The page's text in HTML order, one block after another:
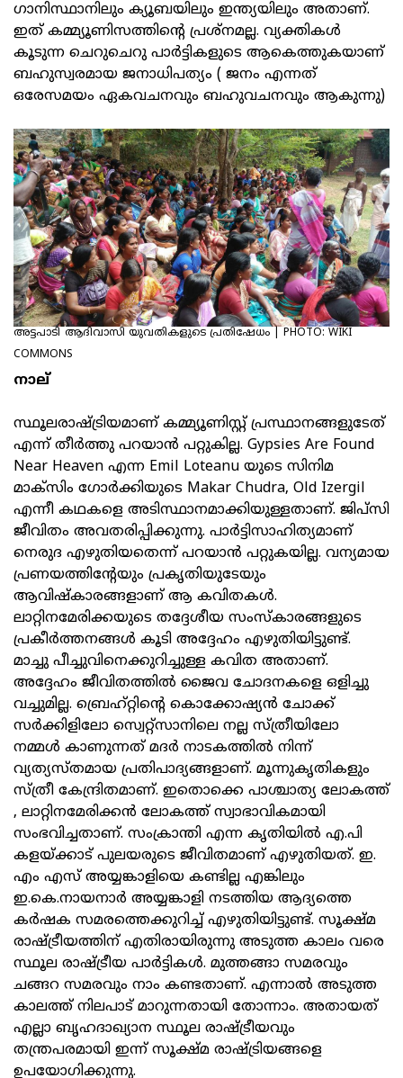
ഗാനിസ്ഥാനിലും ക്യൂബയിലും ഇന്ത്യയിലും അതാണ്.
ഇത് കമ്മ്യൂണിസത്തിന്റെ പ്രശ്‌നമല്ല. വ്യക്തികള്‍
കൂടുന്ന ചെറുചെറു പാര്‍ട്ടികളുടെ ആകെത്തുകയാണ്
ബഹുസ്വരമായ ജനാധിപത്യം ( ജനം എന്നത്
ഒരേസമയം ഏകവചനവും ബഹുവചനവും ആകുന്നു)
അട്ടപാടി ആദിവാസി യുവതികളുടെ പ്രതിഷേധം | PHOTO: WIKI
COMMONS
നാല്
സ്ഥൂലരാഷ്ട്രിയമാണ് കമ്മ്യൂണിസ്റ്റ് പ്രസ്ഥാനങ്ങളുടേത്
എന്ന് തീര്‍ത്തു പറയാന്‍ പറ്റുകില്ല. Gypsies Are Found
Near Heaven എന്ന Emil Loteanu യുടെ സിനിമ
മാക്‌സിം ഗോര്‍ക്കിയുടെ Makar Chudra, Old Izergil
എന്നീ കഥകളെ അടിസ്ഥാനമാക്കിയുള്ളതാണ്. ജിപ്‌സി
ജീവിതം അവതരിപ്പിക്കുന്നു. പാര്‍ട്ടിസാഹിത്യമാണ്
നെരുദ എഴുതിയതെന്ന് പറയാന്‍ പറ്റുകയില്ല. വന്യമായ
പ്രണയത്തിന്റേയും പ്രകൃതിയുടേയും
ആവിഷ്‌കാരങ്ങളാണ് ആ കവിതകള്‍.
ലാറ്റിനമേരിക്കയുടെ തദ്ദേശീയ സംസ്‌കാരങ്ങളുടെ
പ്രകീര്‍ത്തനങ്ങള്‍ കൂടി അദ്ദേഹം എഴുതിയിട്ടുണ്ട്.
മാച്ചു പീച്ചുവിനെക്കുറിച്ചുള്ള കവിത അതാണ്.
അദ്ദേഹം ജീവിതത്തില്‍ ജൈവ ചോദനകളെ ഒളിച്ചു
വച്ചുമില്ല. ബ്രെഹ്റ്റിന്റെ കൊക്കോഷ്യന്‍ ചോക്ക്
സര്‍ക്കിളിലോ സ്വെറ്റ്‌സാനിലെ നല്ല സ്ത്രീയിലോ
നമ്മള്‍ കാണുന്നത് മദര്‍ നാടകത്തില്‍ നിന്ന്
വ്യത്യസ്തമായ പ്രതിപാദ്യങ്ങളാണ്. മൂന്നുകൃതികളും
സ്ത്രീ കേന്ദ്രിതമാണ്. ഇതൊക്കെ പാശ്ചാത്യ ലോകത്ത്
, ലാറ്റിനമേരിക്കന്‍ ലോകത്ത് സ്വാഭാവികമായി
സംഭവിച്ചതാണ്. സംക്രാന്തി എന്ന കൃതിയില്‍ എ.പി
കളയ്ക്കാട് പുലയരുടെ ജീവിതമാണ് എഴുതിയത്. ഇ.
എം എസ് അയ്യങ്കാളിയെ കണ്ടില്ല എങ്കിലും
ഇ.കെ.നായനാര്‍ അയ്യങ്കാളി നടത്തിയ ആദ്യത്തെ
കര്‍ഷക സമരത്തെക്കുറിച്ച് എഴുതിയിട്ടുണ്ട്. സൂക്ഷ്മ
രാഷ്ട്രീയത്തിന് എതിരായിരുന്നു അടുത്ത കാലം വരെ
സ്ഥൂല രാഷ്ട്രീയ പാര്‍ട്ടികള്‍. മുത്തങ്ങാ സമരവും
ചങ്ങറ സമരവും നാം കണ്ടതാണ്. എന്നാല്‍ അടുത്ത
കാലത്ത് നിലപാട് മാറുന്നതായി തോന്നാം. അതായത്
എല്ലാ ബൃഹദാഖ്യാന സ്ഥൂല രാഷ്ട്രീയവും
തന്ത്രപരമായി ഇന്ന് സൂക്ഷ്മ രാഷ്ട്രിയങ്ങളെ
ഉപയോഗിക്കുന്നു.